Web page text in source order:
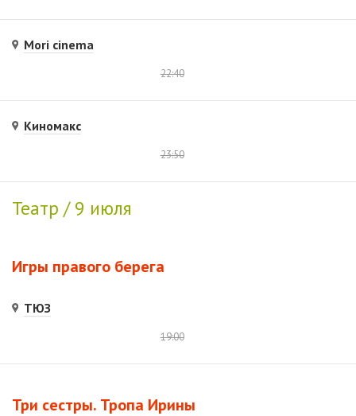
Mori cinema
22:40
Киномакс
23:50
Театр / 9 июля
Игры правого берега
ТЮЗ
19:00
Три сестры. Тропа Ирины